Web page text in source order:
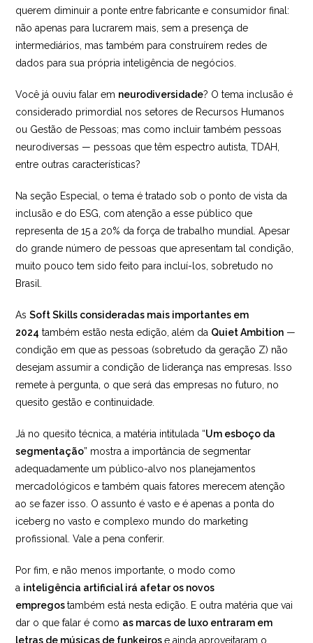
querem diminuir a ponte entre fabricante e consumidor final:
não apenas para lucrarem mais, sem a presença de
intermediários, mas também para construírem redes de
dados para sua própria inteligência de negócios.
Você já ouviu falar em neurodiversidade? O tema inclusão é
considerado primordial nos setores de Recursos Humanos
ou Gestão de Pessoas; mas como incluir também pessoas
neurodiversas — pessoas que têm espectro autista, TDAH,
entre outras características?
Na seção Especial, o tema é tratado sob o ponto de vista da
inclusão e do ESG, com atenção a esse público que
representa de 15 a 20% da força de trabalho mundial. Apesar
do grande número de pessoas que apresentam tal condição,
muito pouco tem sido feito para incluí-los, sobretudo no
Brasil.
AsSoft Skills consideradas mais importantes em
2024 também estão nesta edição, além da Quiet Ambition —
condição em que as pessoas (sobretudo da geração Z) não
desejam assumir a condição de liderança nas empresas. Isso
remete à pergunta, o que será das empresas no futuro, no
quesito gestão e continuidade.
Já no quesito técnica, a matéria intitulada “Um esboço da
segmentação” mostra a importância de segmentar
adequadamente um público-alvo nos planejamentos
mercadológicos e também quais fatores merecem atenção
ao se fazer isso. O assunto é vasto e é apenas a ponta do
iceberg no vasto e complexo mundo do marketing
profissional. Vale a pena conferir.
Por fim, e não menos importante, o modo como
a inteligência artificial irá afetar os novos
empregostambém está nesta edição. E outra matéria que vai
dar o que falar é como as marcas de luxo entraram em
letras de músicas de funkeirose ainda aproveitaram o